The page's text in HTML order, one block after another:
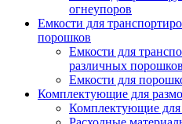
огнеупоров
Емкости для
порошков
Емкости для
различных порошков
Емкости для
Комплектующие для
Комплектующие